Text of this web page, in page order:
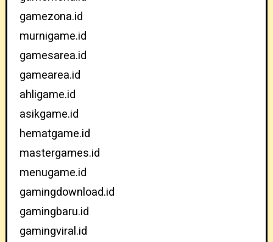
gamezona.id
murnigame.id
gamesarea.id
gamearea.id
ahligame.id
asikgame.id
hematgame.id
mastergames.id
menugame.id
gamingdownload.id
gamingbaru.id
gamingviral.id